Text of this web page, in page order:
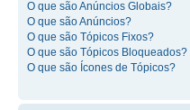
O que são Anúncios Globais?
O que são Anúncios?
O que são Tópicos Fixos?
O que são Tópicos Bloqueados?
O que são Ícones de Tópicos?